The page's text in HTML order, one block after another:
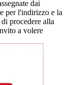
dai
per l'indirizzo e la
procedere alla
a volere